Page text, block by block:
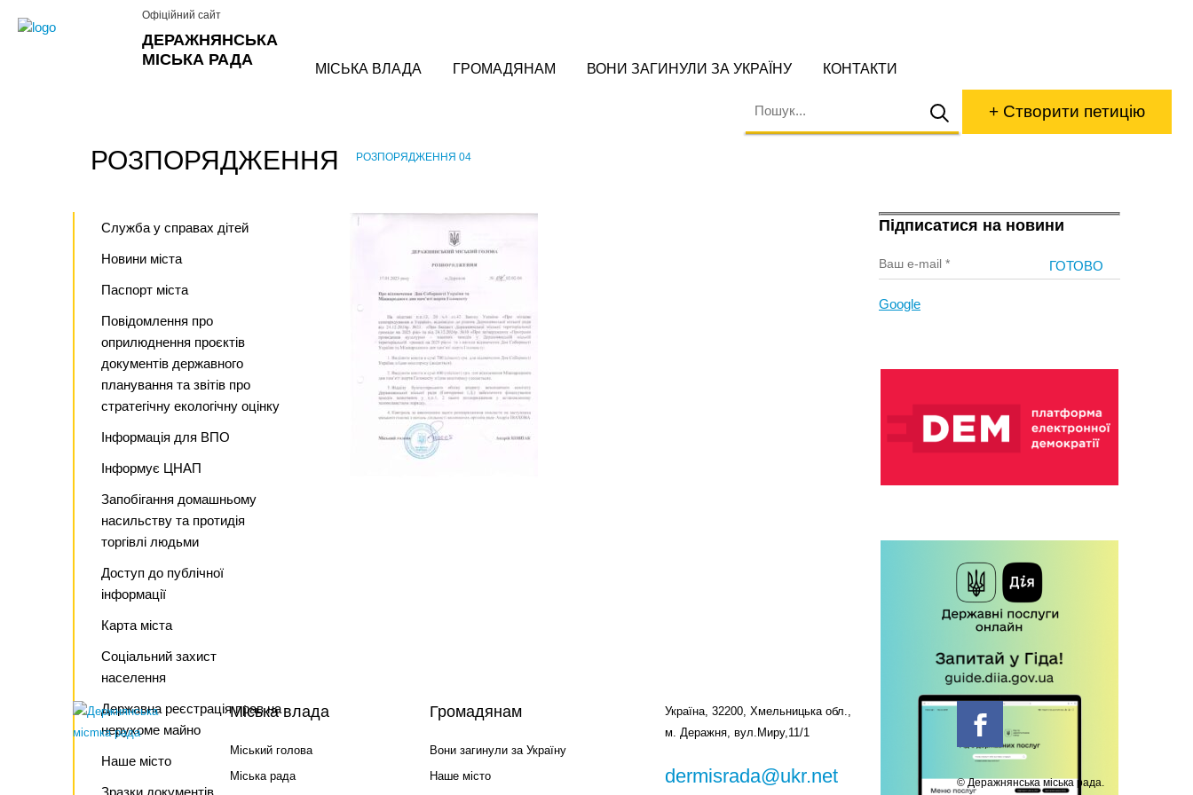
ДЕРАЖНЯНСЬКА
МІСЬКА РАДА
Офіційний сайт
МІСЬКА ВЛАДА ГРОМАДЯНАМ ВОНИ ЗАГИНУЛИ ЗА УКРАЇНУ КОНТАКТИ
+ Створити петицію
РОЗПОРЯДЖЕННЯ РОЗПОРЯДЖЕННЯ 04
Служба у справах дітей
Новини міста
Паспорт міста
Повідомлення про
оприлюднення проєктів
документів державного
планування та звітів про
стратегічну екологічну оцінку
Інформація для ВПО
Інформує ЦНАП
Запобігання домашньому
насильству та протидія
торгівлі людьми
Доступ до публічної
інформації
Карта міста
Соціальний захист
населення
Державна реєстрація прав на
нерухоме майно
Наше місто
Зразки документів
Підписатися на новини
Google
Міська влада
Міський голова
Міська рада
Громадянам
Вони загинули за Україну
Наше місто
Україна, 32200, Хмельницька обл.,
м. Деражня, вул.Миру,11/1
dermisrada@ukr.net
© Деражнянська міська рада.